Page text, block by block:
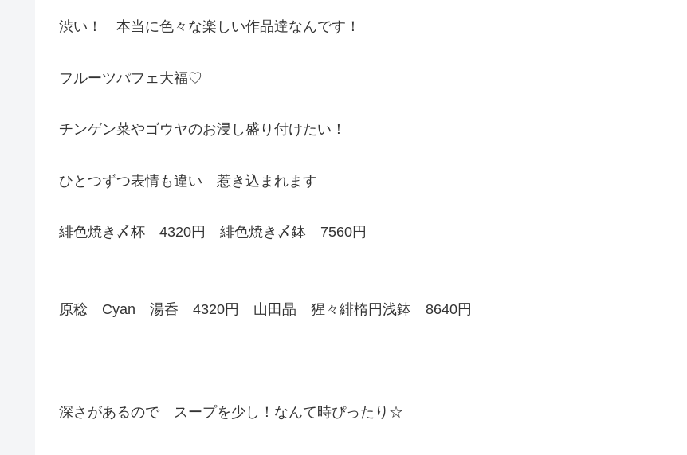
渋い！ 本当に色々な楽しい作品達なんです！
フルーツパフェ大福♡
チンゲン菜やゴウヤのお浸し盛り付けたい！
ひとつずつ表情も違い 惹き込まれます
緋色焼き〆杯 4320円 緋色焼き〆鉢 7560円
原稔 Cyan 湯呑 4320円 山田晶 猩々緋楕円浅鉢 8640円
深さがあるので スープを少し！なんて時ぴったり☆